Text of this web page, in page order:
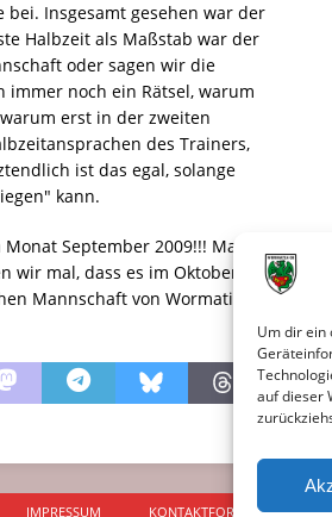
Um dir ein
auf dieser
Insgesamt gesehen war der
Halbzeit als Maßstab war der
oder sagen wir die
noch ein Rätsel, warum
erst in der zweiten
des Trainers,
ist das egal, solange
kann.
September 2009!!! Man
wir mal, dass es im Oktober
Mannschaft von Wormatia-
IMPRESSUM KONTAKTFORMULAR